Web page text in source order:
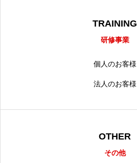
TRAINING
研修事業
個人のお客様
法人のお客様
OTHER
その他